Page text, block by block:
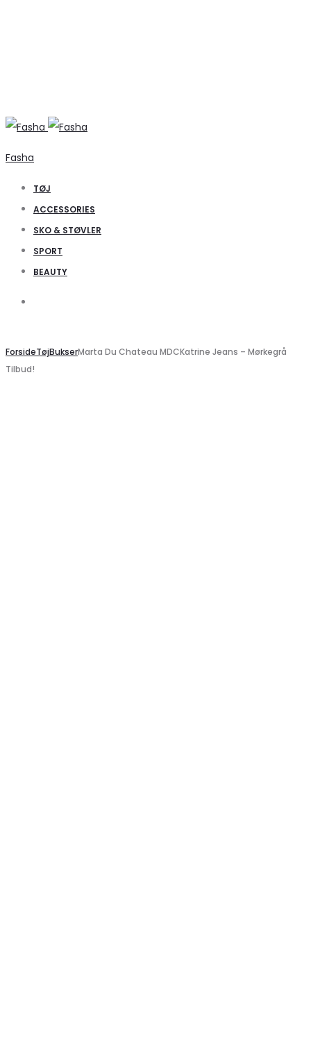
Fasha
TØJ
ACCESSORIES
SKO & STØVLER
SPORT
BEAUTY
ForsideTøjBukserMarta Du Chateau MDCKatrine Jeans – Mørkegrå
Tilbud!